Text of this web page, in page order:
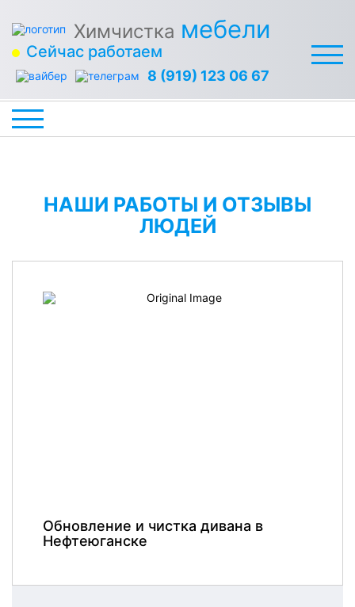
Химчистка мебели
Сейчас работаем
8 (919) 123 06 67
НАШИ РАБОТЫ И ОТЗЫВЫ
ЛЮДЕЙ
Обновление и чистка дивана в
Нефтеюганске